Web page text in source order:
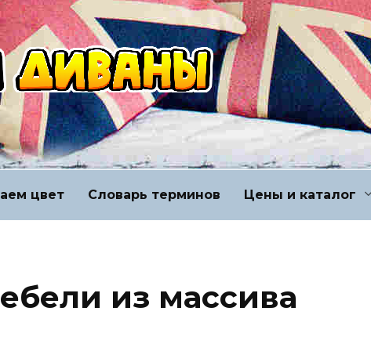
цвет Словарь терминов Цены и каталог
из массива